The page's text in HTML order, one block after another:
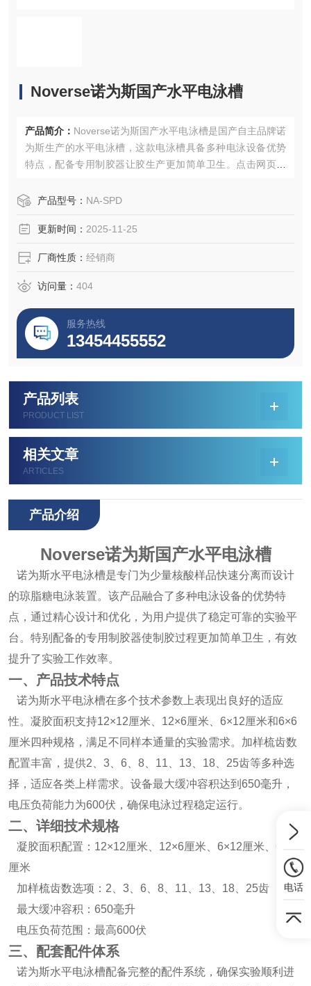
Noverse诺为斯国产水平电泳槽
产品简介： Noverse诺为斯国产水平电泳槽是国产自主品牌诺
为斯生产的水平电泳槽，这款电泳槽具备多种电泳设备优势
特点，配备专用制胶器让胶生产更加简单卫生。点击网页查
产品型号： NA-SPD
更新时间： 2025-11-25
厂商性质： 经销商
访问量： 404
服务热线
13454455552
产品列表
PRODUCT LIST
相关文章
ARTICLES
产品介绍
Noverse诺为斯国产水平电泳槽
诺为斯水平电泳槽是专门为少量核酸样品快速分离而设计
的琼脂糖电泳装置。该产品融合了多种电泳设备的优势特
点，通过精心设计和优化，为用户提供了稳定可靠的实验平
台。特别配备的专用制胶器使制胶过程更加简单卫生，有效
提升了实验工作效率。
一、产品技术特点
诺为斯水平电泳槽在多个技术参数上表现出良好的适应
性。凝胶面积支持12×12厘米、12×6厘米、6×12厘米和6×6
厘米四种规格，满足不同样本通量的实验需求。加样梳齿数
配置丰富，提供2、3、6、8、11、13、18、25齿等多种选
择，适应各类上样需求。设备最大缓冲容积达到650毫升，
电压负荷能力为600伏，确保电泳过程稳定运行。
二、详细技术规格
凝胶面积配置：12×12厘米、12×6厘米、6×12厘米、6×6
厘米
加样梳齿数选项：2、3、6、8、11、13、18、25齿
最大缓冲容积：650毫升
电压负荷范围：最高600伏
三、配套配件体系
诺为斯水平电泳槽配备完整的配件系统，确保实验顺利进
电话